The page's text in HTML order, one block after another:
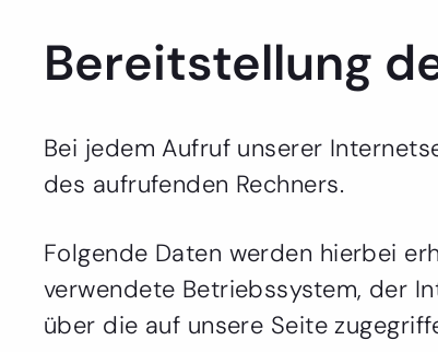
Bereitstellung
Bei jedem Aufruf unserer
des aufrufenden Rechners.
Folgende Daten werden hierbei
verwendete Betriebssystem, der
über die auf unsere Seite